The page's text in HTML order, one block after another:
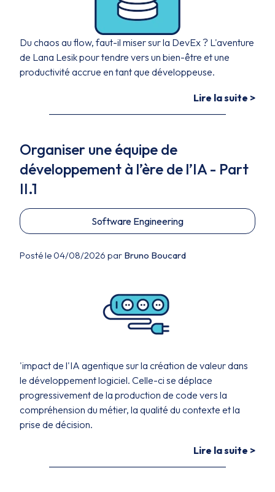
Du chaos au flow, faut-il miser sur la DevEx ? L'aventure
de Lana Lesik pour tendre vers un bien-être et une
productivité accrue en tant que développeuse.
Lire la suite >
Organiser une équipe de
développement à l’ère de l’IA - Part
II.1
Software Engineering
Posté le 04/08/2026 par Bruno Boucard
'impact de l'IA agentique sur la création de valeur dans
le développement logiciel. Celle-ci se déplace
progressivement de la production de code vers la
compréhension du métier, la qualité du contexte et la
prise de décision.
Lire la suite >